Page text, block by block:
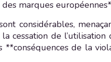
marques
considérables,
cessation de
de la